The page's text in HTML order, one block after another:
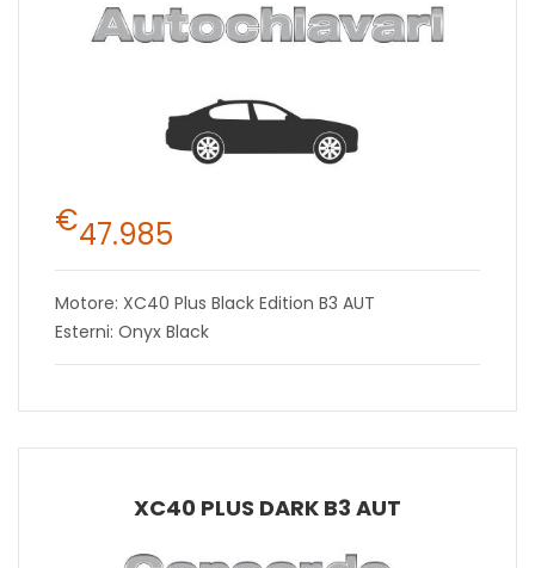
€47.985
Motore: XC40 Plus Black Edition B3 AUT
Esterni: Onyx Black
XC40 PLUS DARK B3 AUT